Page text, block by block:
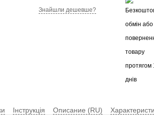
Знайшли дешевше?
Інструкція Описание (RU)